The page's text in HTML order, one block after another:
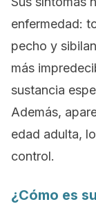
enfermedad:
pecho y
más
sustancia
Además,
edad adulta,
control.
¿Cómo es